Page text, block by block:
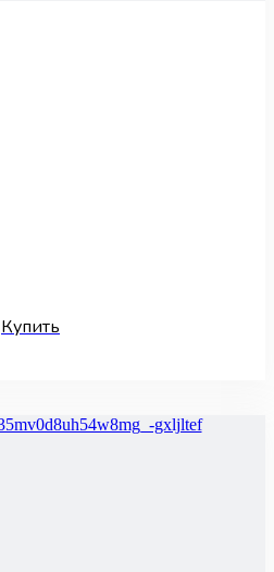
Купить